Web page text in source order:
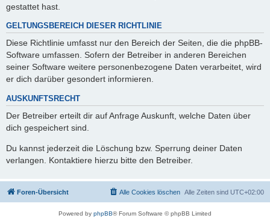
gestattet hast.
GELTUNGSBEREICH DIESER RICHTLINIE
Diese Richtlinie umfasst nur den Bereich der Seiten, die die phpBB-
Software umfassen. Sofern der Betreiber in anderen Bereichen
seiner Software weitere personenbezogene Daten verarbeitet, wird
er dich darüber gesondert informieren.
AUSKUNFTSRECHT
Der Betreiber erteilt dir auf Anfrage Auskunft, welche Daten über
dich gespeichert sind.
Du kannst jederzeit die Löschung bzw. Sperrung deiner Daten
verlangen. Kontaktiere hierzu bitte den Betreiber.
Foren-Übersicht Alle Zeiten sind UTC+02:00
Alle Cookies löschen
Powered by phpBB® Forum Software © phpBB Limited